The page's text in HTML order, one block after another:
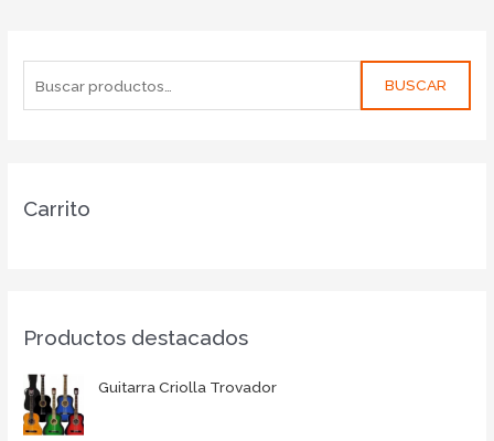
BUSCAR
Carrito
Productos destacados
Guitarra Criolla Trovador